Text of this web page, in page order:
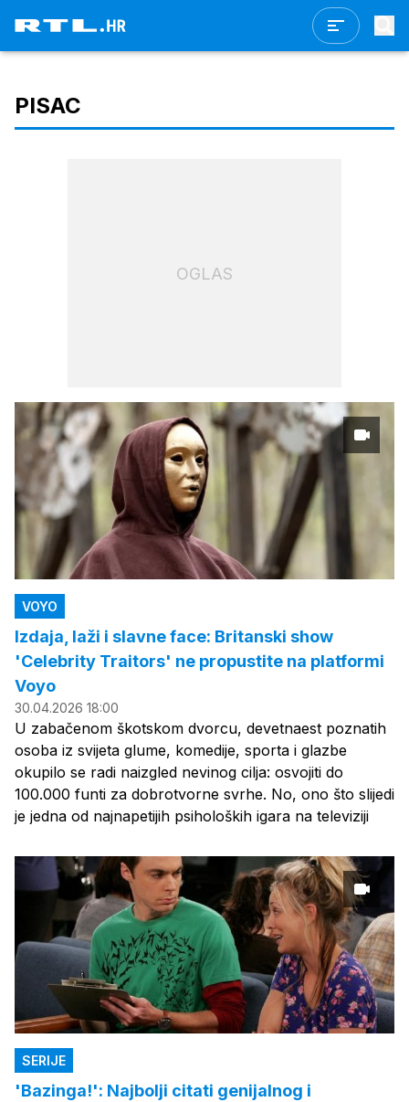
PISAC
OGLAS
VOYO
Izdaja, laži i slavne face: Britanski show
'Celebrity Traitors' ne propustite na platformi
Voyo
30.04.2026 18:00
U zabačenom škotskom dvorcu, devetnaest poznatih
osoba iz svijeta glume, komedije, sporta i glazbe
okupilo se radi naizgled nevinog cilja: osvojiti do
100.000 funti za dobrotvorne svrhe. No, ono što slijedi
je jedna od najnapetijih psiholoških igara na televiziji
SERIJE
'Bazinga!': Najbolji citati genijalnog i